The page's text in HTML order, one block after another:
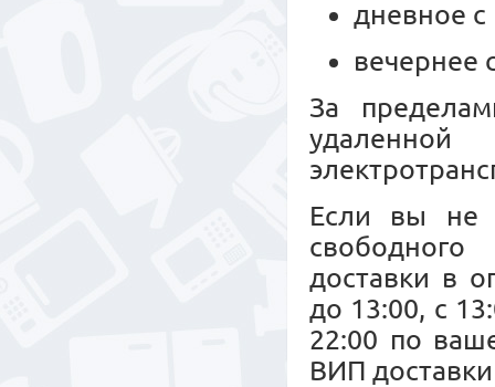
дневное с
вечернее
За
Если вы не
свободного
доставки в
до 13:00, с
22:00 по
ВИП